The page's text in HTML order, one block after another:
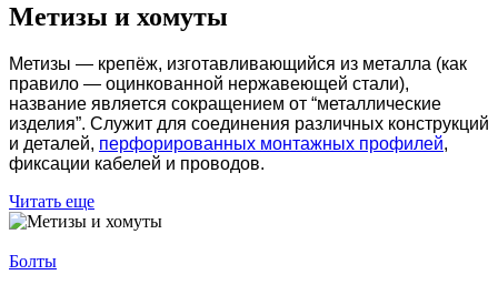
Метизы и хомуты
Метизы — крепёж, изготавливающийся из металла (как
правило — оцинкованной нержавеющей стали),
название является сокращением от “металлические
изделия”. Служит для соединения различных конструкций
и деталей, перфорированных монтажных профилей,
фиксации кабелей и проводов.
Читать еще
Болты